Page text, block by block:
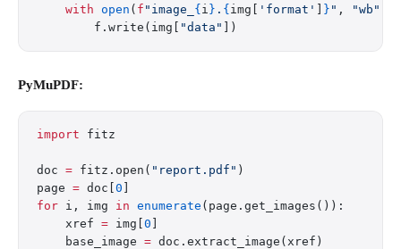
    with
open ( f "image_ { i } . { img[ 'format' } " , "wb"
        f.write(img[
"data" ])
PyMuPDF:
import fitz
doc = fitz.open( "report.pdf" )
page = doc[ 0
for i, img in enumerate (page.get_images()):
    xref
= img[ 0
    base_image
= doc.extract_image(xref)